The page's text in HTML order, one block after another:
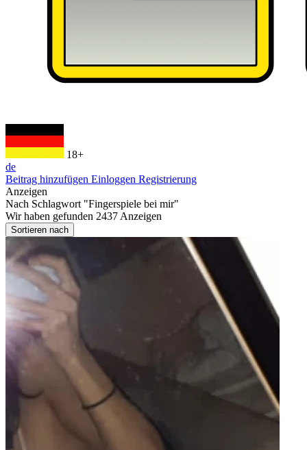
18+
de
Beitrag hinzufügen Einloggen Registrierung
Anzeigen
Nach Schlagwort "Fingerspiele bei mir"
Wir haben gefunden 2437 Anzeigen
Sortieren nach